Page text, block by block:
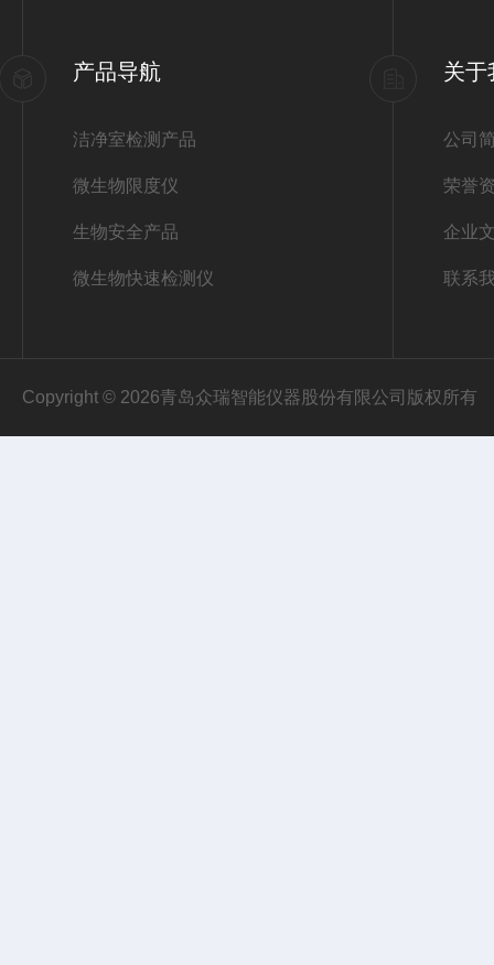
产品导航
洁净室检测产品
微生物限度仪
生物安全产品
微生物快速检测仪
关于
公司
荣誉
企业
联系
Copyright © 2026青岛众瑞智能仪器股份有限公司版权所有